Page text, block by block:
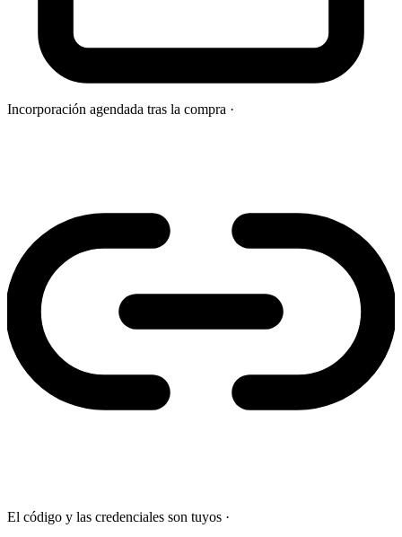
Incorporación agendada tras la compra ·
El código y las credenciales son tuyos ·